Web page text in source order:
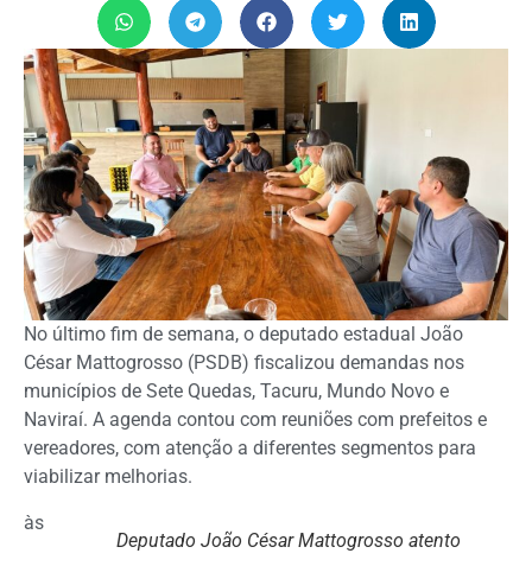
No último fim de semana, o deputado estadual João
César Mattogrosso (PSDB) fiscalizou demandas nos
municípios de Sete Quedas, Tacuru, Mundo Novo e
Naviraí. A agenda contou com reuniões com prefeitos e
vereadores, com atenção a diferentes segmentos para
viabilizar melhorias.
Deputado João César Mattogrosso atento
às